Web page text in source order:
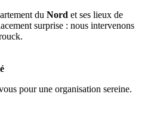
du Nord et ses lieux de
surprise : nous intervenons
.
pour une organisation sereine.